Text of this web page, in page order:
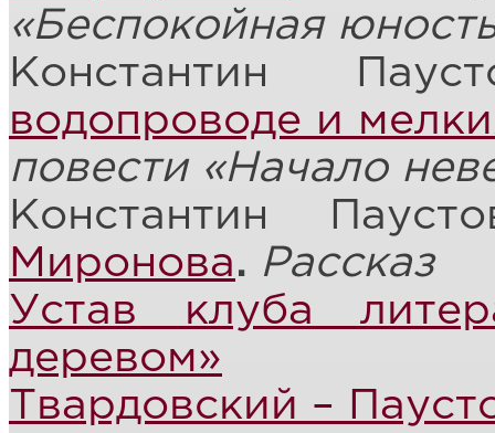
«Беспокойная
Константин
водопроводе и
повести «Начало
Константин
Миронова. Рассказ
Устав клуба
деревом»
Твардовский –